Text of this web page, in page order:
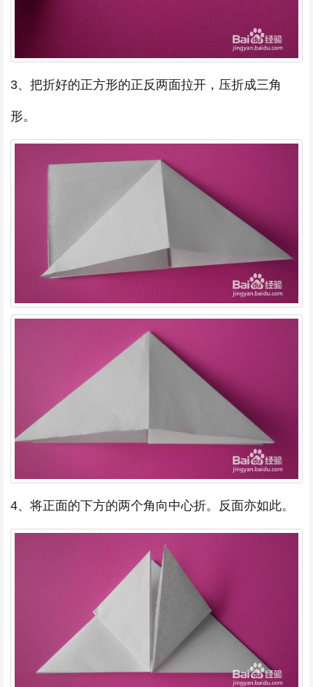
3、把折好的正方形的正反两面拉开，压折成三角
形。
4、将正面的下方的两个角向中心折。反面亦如此。